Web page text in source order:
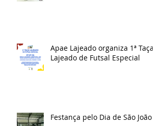
Apae Lajeado organiza 1ª Taça
Lajeado de Futsal Especial
Festança pelo Dia de São João